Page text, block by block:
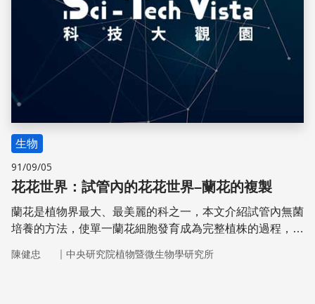
生物
91/09/05
花花世界：試管內的花花世界–蘭花的複製
蘭花是植物界最大、最美麗的科之一，本文介紹試管內無菌
培養的方法，使單一蘭花細胞發育成為完整植株的過程，並
陳健忠 ｜ 中央研究院植物暨微生物學研究所